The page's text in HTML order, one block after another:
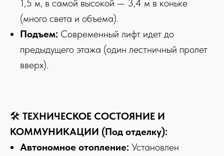
1,5 м, в самой высокой — 3,4 м в коньке
(много света и объема).
Подъем: Современный лифт идет до
предыдущего этажа (один лестничный пролет
вверх).
🛠 ТЕХНИЧЕСКОЕ СОСТОЯНИЕ И
КОММУНИКАЦИИ (Под отделку):
Автономное отопление: Установлен